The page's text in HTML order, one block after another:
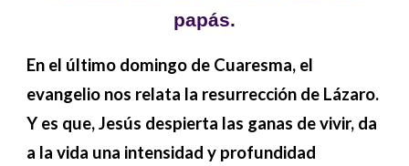
papás.
En el último domingo de Cuaresma, el
evangelio nos relata la resurrección de Lázaro.
Y es que, Jesús despierta las ganas de vivir, da
a la vida una intensidad y profundidad